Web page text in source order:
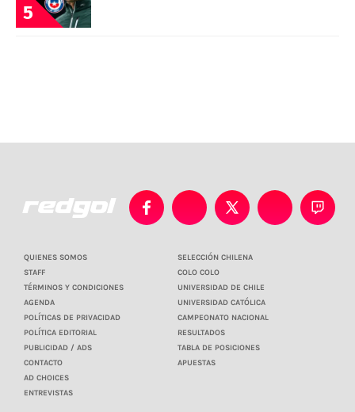
5
QUIENES SOMOS
STAFF
TÉRMINOS Y CONDICIONES
AGENDA
POLÍTICAS DE PRIVACIDAD
POLÍTICA EDITORIAL
PUBLICIDAD / ADS
CONTACTO
AD CHOICES
ENTREVISTAS
SELECCIÓN CHILENA
COLO COLO
UNIVERSIDAD DE CHILE
UNIVERSIDAD CATÓLICA
CAMPEONATO NACIONAL
RESULTADOS
TABLA DE POSICIONES
APUESTAS